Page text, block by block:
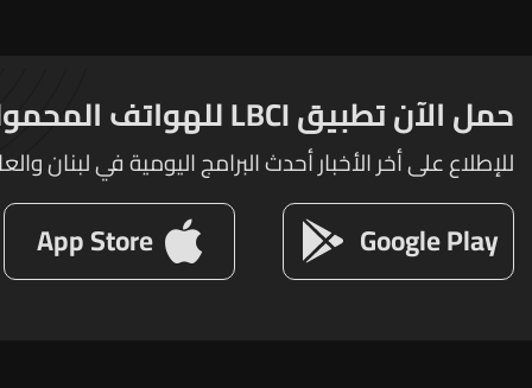
حمل الآن تطبيق LBCI للهواتف المحمولة
للإطلاع على أخر الأخبار أحدث البرامج اليومية في لبنان
Google Play
App Store